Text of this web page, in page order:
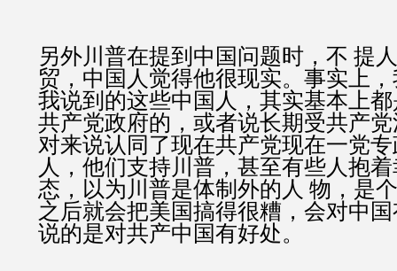
另外川普在提到中国问题时，不 提
贸，中国人觉得他很现实。事实上
我说到的这些中国人，其实基本上
共产党政府的，或者说长期受共产
对来说认同了现在共产党现在一党
人，他们支持川普，甚至有些人抱
态，以为川普是体制外的人 物，是
之后就会把美国搞得很糟，会对中
说的是对共产中国有好处。